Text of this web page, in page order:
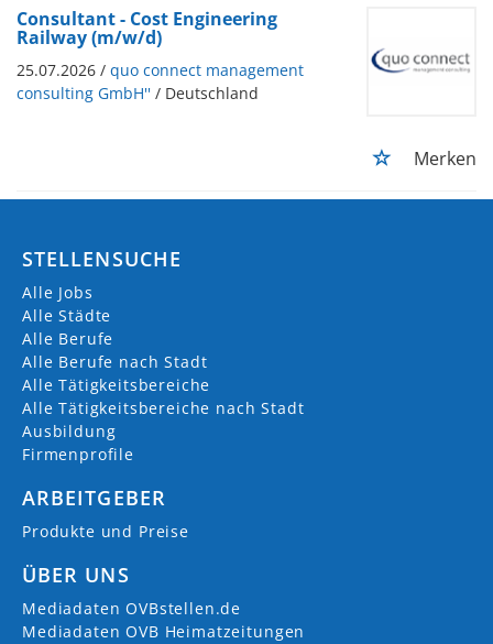
Consultant - Cost Engineering
Railway (m/w/d)
25.07.2026 / quo connect management
consulting GmbH'' / Deutschland
Merken
STELLENSUCHE
Alle Jobs
Alle Städte
Alle Berufe
Alle Berufe nach Stadt
Alle Tätigkeitsbereiche
Alle Tätigkeitsbereiche nach Stadt
Ausbildung
Firmenprofile
ARBEITGEBER
Produkte und Preise
ÜBER UNS
Mediadaten OVBstellen.de
Mediadaten OVB Heimatzeitungen